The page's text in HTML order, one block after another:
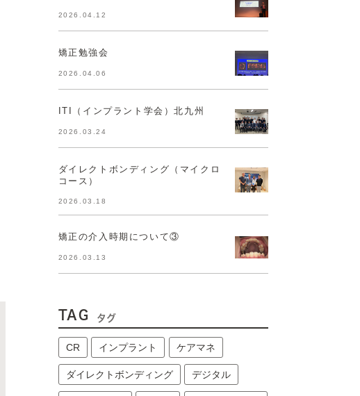
2026.04.12
矯正勉強会
2026.04.06
ITI（インプラント学会）北九州
2026.03.24
ダイレクトボンディング（マイクロ
コース）
2026.03.18
矯正の介入時期について③
2026.03.13
TAG タグ
CR インプラント ケアマネ
ダイレクトボンディング デジタル